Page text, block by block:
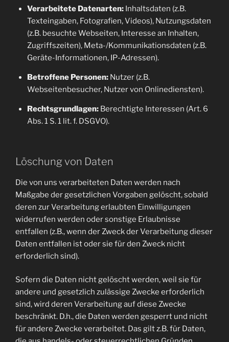
Verarbeitete Datenarten:Inhaltsdaten (z.B.
Texteingaben, Fotografien, Videos), Nutzungsdaten
(z.B. besuchte Webseiten, Interesse an Inhalten,
Zugriffszeiten), Meta-/Kommunikationsdaten (z.B.
Geräte-Informationen, IP-Adressen).
Betroffene Personen:Nutzer (z.B.
Webseitenbesucher, Nutzer von Onlinediensten).
Rechtsgrundlagen:Berechtigte Interessen (Art. 6
Abs. 1 S. 1 lit. f. DSGVO).
Löschung von Daten
Die von uns verarbeiteten Daten werden nach
Maßgabe der gesetzlichen Vorgaben gelöscht, sobald
deren zur Verarbeitung erlaubten Einwilligungen
widerrufen werden oder sonstige Erlaubnisse
entfallen (z.B., wenn der Zweck der Verarbeitung dieser
Daten entfallen ist oder sie für den Zweck nicht
erforderlich sind).
Sofern die Daten nicht gelöscht werden, weil sie für
andere und gesetzlich zulässige Zwecke erforderlich
sind, wird deren Verarbeitung auf diese Zwecke
beschränkt. D.h., die Daten werden gesperrt und nicht
für andere Zwecke verarbeitet. Das gilt z.B. für Daten,